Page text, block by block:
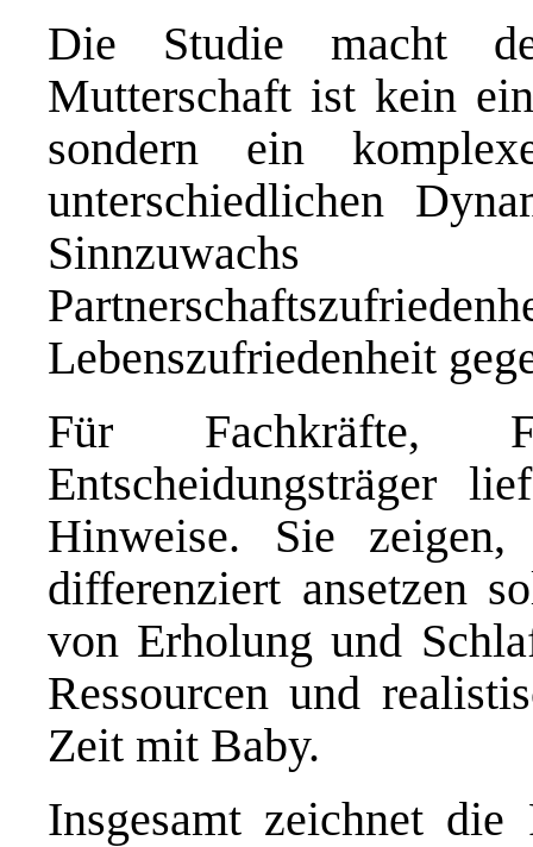
Die Studie macht
Mutterschaft ist kein
sondern ein
unterschiedlichen
Sinnzuwachs
Lebenszufriedenheit
Für Fachkräfte,
Entscheidungsträger
Hinweise. Sie zeigen,
differenziert ansetzen
von Erholung und
Ressourcen und
Zeit mit Baby.
Insgesamt zeichnet die